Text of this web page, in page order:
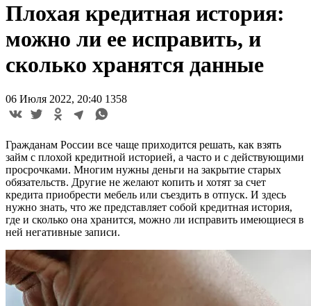
Плохая кредитная история:
можно ли ее исправить, и
сколько хранятся данные
06 Июля 2022, 20:40 1358
Гражданам России все чаще приходится решать, как взять
займ с плохой кредитной историей, а часто и с действующими
просрочками. Многим нужны деньги на закрытие старых
обязательств. Другие не желают копить и хотят за счет
кредита приобрести мебель или съездить в отпуск. И здесь
нужно знать, что же представляет собой кредитная история,
где и сколько она хранится, можно ли исправить имеющиеся в
ней негативные записи.